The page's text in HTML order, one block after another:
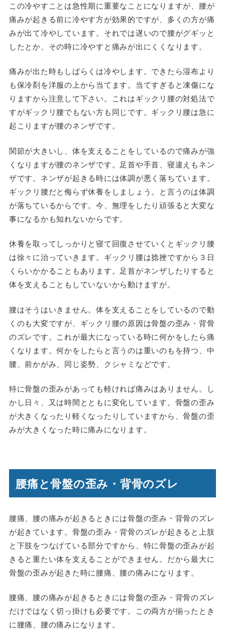
この冷やすことは急性期に重要なことになりますが、腰が
痛みが起きる前に冷やす方が効果的ですが、多くの方が痛
みが出て冷やしています。それでは遅いので腰がグギッと
したとか、その時に冷やすと痛みが出にくくなります。
痛みが出た時もしばらくは冷やします。できたら湿布より
も保冷剤を洋服の上から当てます。当てすぎると凍傷にな
りますから注意して下さい。これはギックリ腰の対処法で
すがギックリ腰でもない方も同じです。ギックリ腰は急に
起こりますが腰のネンザです。
関節が大きいし、体を支えることをしているので痛みが強
くなりますが腰のネンザです。足首や手首、寝違えもネン
ザです。ネンザが起きる時には体調が悪く落ちています。
ギックリ腰だと侮らず休養をしましょう。と言うのは体調
が落ちているからです。今、無理をしたり頑張ると大変な
事になるかも知れないからです。
休養を取ってしっかりと寝て回復させていくとギックリ腰
は徐々に治っていきます。ギックリ腰は捻挫ですから３日
くらいかかることもあります。足首がネンザしたりすると
体を支えることもしていないから動けますが。
腰はそうはいきません。体を支えることをしているので動
くのも大変ですが、ギックリ腰の原因は骨盤の歪み・背骨
のズレです。これが最大になっている時に何かをしたら痛
くなります。何かをしたらと言うのは重いのもを持つ、中
腰、前かがみ、同じ姿勢、クシャミなどです。
特に骨盤の歪みがあっても軽ければ痛みはありません。し
かし日々、又は時間とともに変化しています。骨盤の歪み
が大きくなったり軽くなったりしていますから、骨盤の歪
みが大きくなった時に痛みになります。
腰痛と骨盤の歪み・背骨のズレ
腰痛、腰の痛みが起きるときには骨盤の歪み・背骨のズレ
が起きています。骨盤の歪み・背骨のズレが起きると上肢
と下肢をつなげている部分ですから、特に骨盤の歪みが起
きると重たい体を支えることができません。だから最大に
骨盤の歪みが起きた時に腰痛、腰の痛みになります。
腰痛、腰の痛みが起きるときには骨盤の歪み・背骨のズレ
だけではなく切っ掛けも必要です。この両方が揃ったとき
に腰痛、腰の痛みになります。